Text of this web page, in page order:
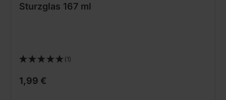
Sturzglas 167 ml
(1)
1,99 €